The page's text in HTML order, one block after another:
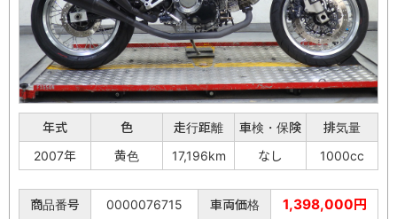
年式 色 走行距離 車検・保険
排気量
2007年
黄色 17,196km なし 1000cc
商品番号 0000076715 車両価格 1,398,000円